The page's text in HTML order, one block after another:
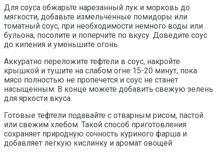
Для соуса обжарьте нарезанный лук и морковь до
мягкости, добавьте измельчённые помидоры или
томатный соус, при необходимости немного воды или
бульона, посолите и поперчите по вкусу. Доведите соус
до кипения и уменьшите огонь.
Аккуратно переложите тефтели в соус, накройте
крышкой и тушите на слабом огне 15-20 минут, пока
мясо полностью не пропечется и соус не станет
насыщенным. В конце можете добавить свежую зелень
для яркости вкуса.
Готовые тефтели подавайте с отварным рисом, пастой
или свежим хлебом. Такой способ приготовления
сохраняет природную сочность куриного фарша и
добавляет лёгкую кислинку и аромат овощей.